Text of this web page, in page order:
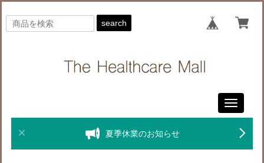
search
Toggle
夏季休業のお知らせ